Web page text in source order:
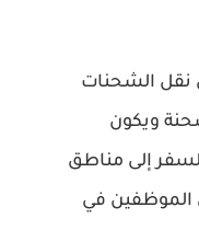
نقل الشحنات
ويكون
إلى مناطق
الموظفين في